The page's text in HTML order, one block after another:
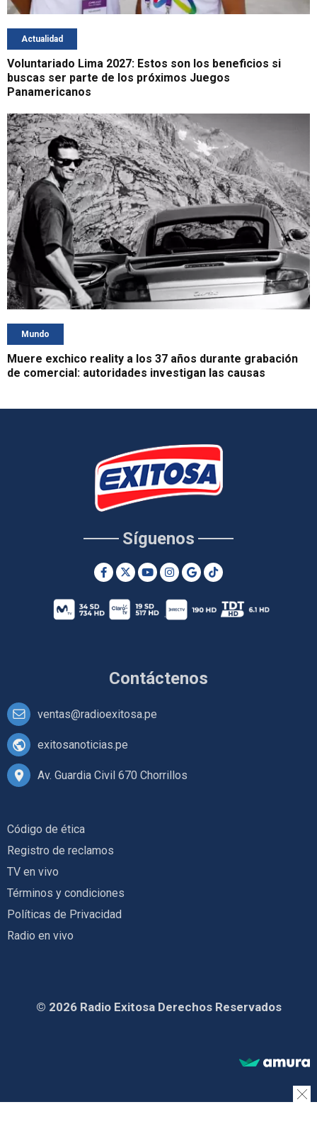
Actualidad
Voluntariado Lima 2027: Estos son los beneficios si
buscas ser parte de los próximos Juegos
Panamericanos
Mundo
Muere exchico reality a los 37 años durante grabación
de comercial: autoridades investigan las causas
Contáctenos
ventas@radioexitosa.pe
exitosanoticias.pe
Av. Guardia Civil 670 Chorrillos
Síguenos
Código de ética
Registro de reclamos
TV en vivo
Términos y condiciones
Políticas de Privacidad
Radio en vivo
© 2026 Radio Exitosa Derechos Reservados